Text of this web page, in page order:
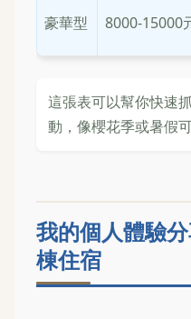
豪華型 8000-15000
這張表可以幫你快速
動，像櫻花季或暑假可
我的個人體驗
棟住宿